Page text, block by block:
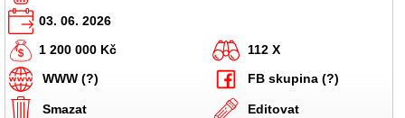
03. 06. 2026
1 200 000 Kč
112 X
WWW (?)
FB skupina (?)
Smazat
Editovat